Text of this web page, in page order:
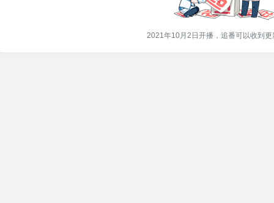
2021年10月2日开播，追番可以收到更